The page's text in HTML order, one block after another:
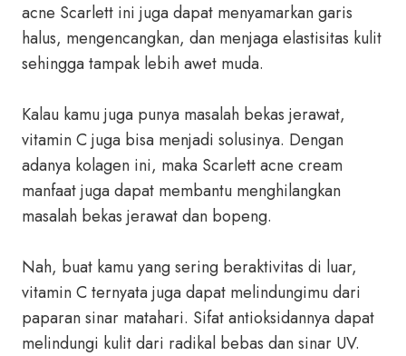
acne Scarlett ini juga dapat menyamarkan garis
halus, mengencangkan, dan menjaga elastisitas kulit
sehingga tampak lebih awet muda.
Kalau kamu juga punya masalah bekas jerawat,
vitamin C juga bisa menjadi solusinya. Dengan
adanya kolagen ini, maka Scarlett acne cream
manfaat juga dapat membantu menghilangkan
masalah bekas jerawat dan bopeng.
Nah, buat kamu yang sering beraktivitas di luar,
vitamin C ternyata juga dapat melindungimu dari
paparan sinar matahari. Sifat antioksidannya dapat
melindungi kulit dari radikal bebas dan sinar UV.